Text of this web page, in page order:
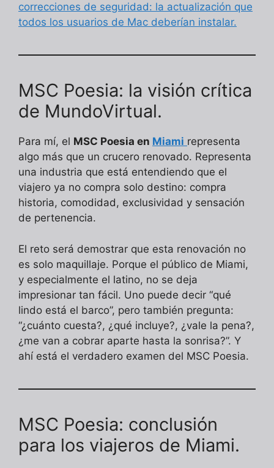
correcciones de seguridad: la actualización que
todos los usuarios de Mac deberían instalar.
MSC Poesia: la visión crítica
de MundoVirtual.
Para mí, el MSC Poesia en Miami representa
algo más que un crucero renovado. Representa
una industria que está entendiendo que el
viajero ya no compra solo destino: compra
historia, comodidad, exclusividad y sensación
de pertenencia.
El reto será demostrar que esta renovación no
es solo maquillaje. Porque el público de Miami,
y especialmente el latino, no se deja
impresionar tan fácil. Uno puede decir “qué
lindo está el barco”, pero también pregunta:
“¿cuánto cuesta?, ¿qué incluye?, ¿vale la pena?,
¿me van a cobrar aparte hasta la sonrisa?”. Y
ahí está el verdadero examen del MSC Poesia.
MSC Poesia: conclusión
para los viajeros de Miami.